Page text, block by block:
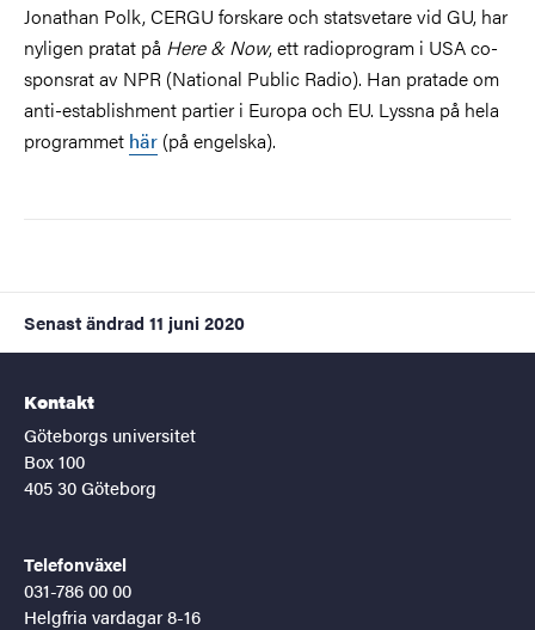
Jonathan Polk, CERGU forskare och statsvetare vid GU, har
nyligen pratat på Here & Now, ett radioprogram i USA co-
sponsrat av NPR (National Public Radio). Han pratade om
anti-establishment partier i Europa och EU. Lyssna på hela
programmet här (på engelska).
Senast ändrad 11 juni 2020
Kontakt
Göteborgs universitet
Box 100
405 30 Göteborg
Telefonväxel
031-786 00 00
Helgfria vardagar 8-16